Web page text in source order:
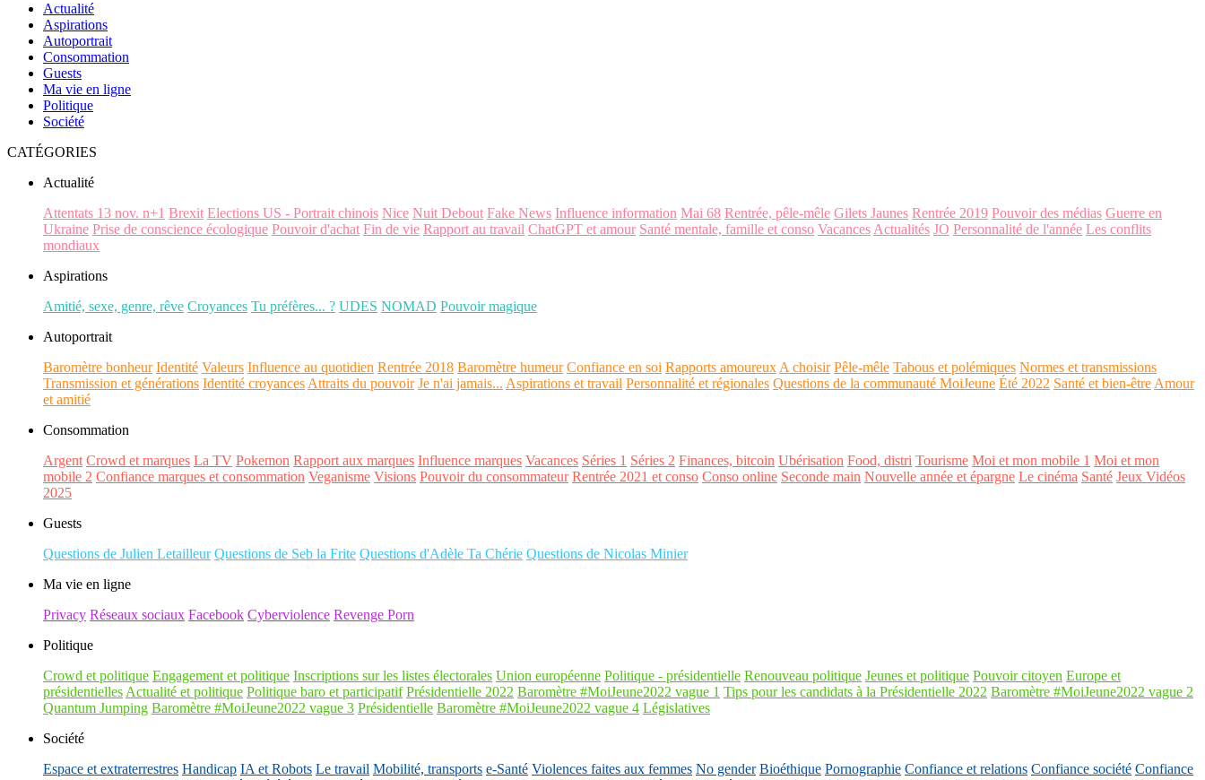
Actualité
Aspirations
Autoportrait
Consommation
Guests
Ma vie en ligne
Politique
Société
CATÉGORIES
Actualité
Attentats 13 nov. n+1 Brexit Elections US - Portrait chinois Nice Nuit Debout Fake News Influence information Mai 68 Rentrée, pêle-mêle Gilets Jaunes Rentrée 2019 Pouvoir des médias Guerre en
Ukraine Prise de conscience écologique Pouvoir d'achat Fin de vie Rapport au travail ChatGPT et amour Santé mentale, famille et conso Vacances Actualités JO Personnalité de l'année Les conflits
mondiaux
Aspirations
Amitié, sexe, genre, rêve Croyances Tu préfères... ? UDES NOMAD Pouvoir magique
Autoportrait
Baromètre bonheur Identité Valeurs Influence au quotidien Rentrée 2018 Baromètre humeur Confiance en soi Rapports amoureux A choisir Pêle-mêle Tabous et polémiques Normes et transmissions
Transmission et générations Identité croyances Attraits du pouvoir Je n'ai jamais... Aspirations et travail Personnalité et régionales Questions de la communauté MoiJeune Été 2022 Santé et bien-être Amour
et amitié
Consommation
Argent Crowd et marques La TV Pokemon Rapport aux marques Influence marques Vacances Séries 1 Séries 2 Finances, bitcoin Ubérisation Food, distri Tourisme Moi et mon mobile 1 Moi et mon
mobile 2 Confiance marques et consommation Veganisme Visions Pouvoir du consommateur Rentrée 2021 et conso Conso online Seconde main Nouvelle année et épargne Le cinéma Santé Jeux Vidéos
2025
Guests
Questions de Julien Letailleur Questions de Seb la Frite Questions d'Adèle Ta Chérie Questions de Nicolas Minier
Ma vie en ligne
Privacy Réseaux sociaux Facebook Cyberviolence Revenge Porn
Politique
Crowd et politique Engagement et politique Inscriptions sur les listes électorales Union européenne Politique - présidentielle Renouveau politique Jeunes et politique Pouvoir citoyen Europe et
présidentielles Actualité et politique Politique baro et participatif Présidentielle 2022 Baromètre #MoiJeune2022 vague 1 Tips pour les candidats à la Présidentielle 2022 Baromètre #MoiJeune2022 vague 2
Quantum Jumping Baromètre #MoiJeune2022 vague 3 Présidentielle Baromètre #MoiJeune2022 vague 4 Législatives
Société
Espace et extraterrestres Handicap IA et Robots Le travail Mobilité, transports e-Santé Violences faites aux femmes No gender Bioéthique Pornographie Confiance et relations Confiance société Confiance